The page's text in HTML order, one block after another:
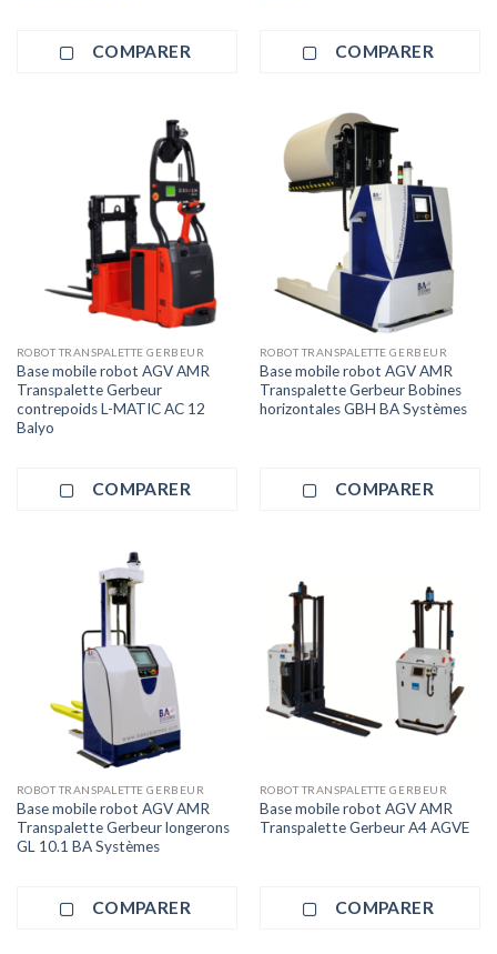
COMPARER COMPARER
ROBOT TRANSPALETTE GERBEUR
Base mobile robot AGV AMR
Transpalette Gerbeur
contrepoids L-MATIC AC 12
Balyo
COMPARER
ROBOT TRANSPALETTE GERBEUR
Base mobile robot AGV AMR
Transpalette Gerbeur Bobines
horizontales GBH BA Systèmes
COMPARER
ROBOT TRANSPALETTE GERBEUR
Base mobile robot AGV AMR
Transpalette Gerbeur longerons
GL 10.1 BA Systèmes
COMPARER
ROBOT TRANSPALETTE GERBEUR
Base mobile robot AGV AMR
Transpalette Gerbeur A4 AGVE
COMPARER